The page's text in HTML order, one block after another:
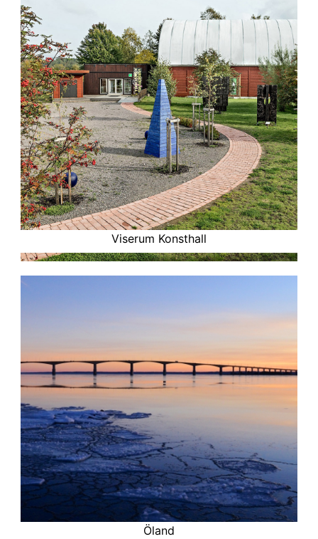
Viserum Konsthall
Öland